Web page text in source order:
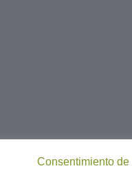
Consentimiento de